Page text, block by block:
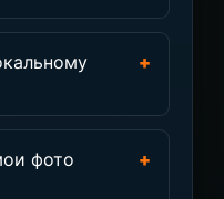
+
фото
+